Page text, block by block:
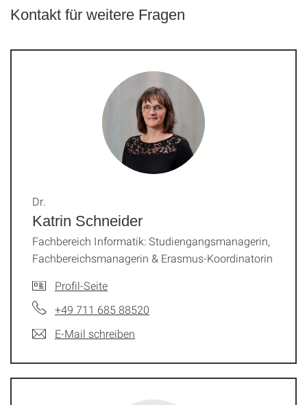
Kontakt für weitere Fragen
Katrin Schneider
Dr.
Fachbereich Informatik: Studiengangsmanagerin,
Fachbereichsmanagerin & Erasmus-Koordinatorin
Profil-Seite
+49 711 685 88520
E-Mail schreiben